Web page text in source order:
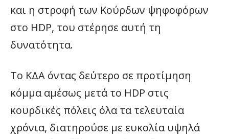
και η στροφή των Κούρδων ψηφοφόρων
στο HDP, του στέρησε αυτή τη
δυνατότητα.
Το ΚΔΑ όντας δεύτερο σε προτίμηση
κόμμα αμέσως μετά το HDP στις
κουρδικές πόλεις όλα τα τελευταία
χρόνια, διατηρούσε με ευκολία υψηλά